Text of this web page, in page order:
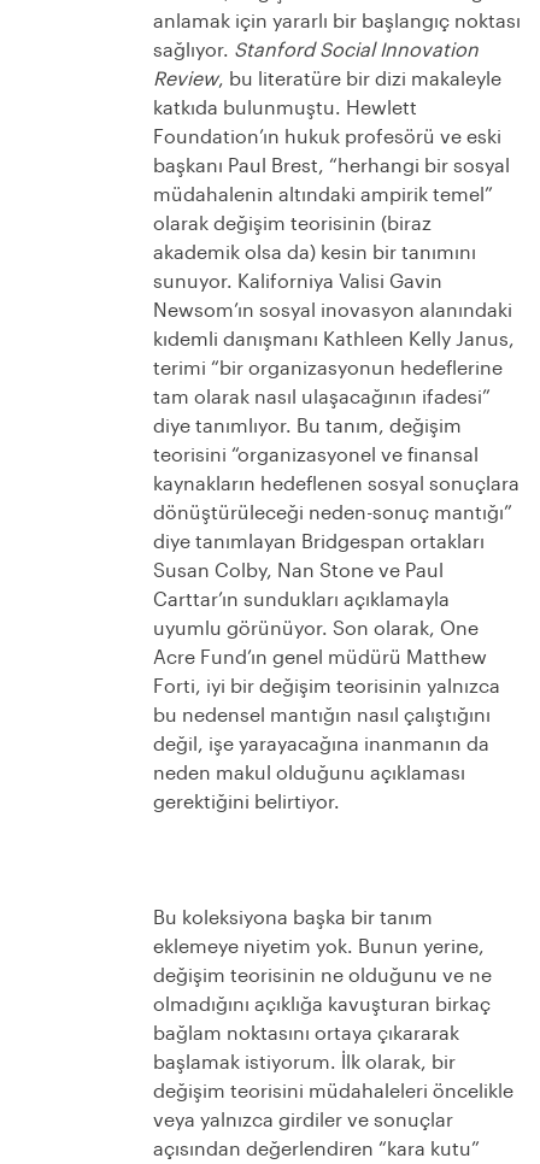
anlamak için yararlı bir başlangıç ​​noktası
sağlıyor. Stanford Social Innovation
Review, bu literatüre bir dizi makaleyle
katkıda bulunmuştu. Hewlett
Foundation’ın hukuk profesörü ve eski
başkanı Paul Brest, “herhangi bir sosyal
müdahalenin altındaki ampirik temel”
olarak değişim teorisinin (biraz
akademik olsa da) kesin bir tanımını
sunuyor. Kaliforniya Valisi Gavin
Newsom’ın sosyal inovasyon alanındaki
kıdemli danışmanı Kathleen Kelly Janus,
terimi “bir organizasyonun hedeflerine
tam olarak nasıl ulaşacağının ifadesi”
diye tanımlıyor. Bu tanım, değişim
teorisini “organizasyonel ve finansal
kaynakların hedeflenen sosyal sonuçlara
dönüştürüleceği neden-sonuç mantığı”
diye tanımlayan Bridgespan ortakları
Susan Colby, Nan Stone ve Paul
Carttar’ın sundukları açıklamayla
uyumlu görünüyor. Son olarak, One
Acre Fund’ın genel müdürü Matthew
Forti, iyi bir değişim teorisinin yalnızca
bu nedensel mantığın nasıl çalıştığını
değil, işe yarayacağına inanmanın da
neden makul olduğunu açıklaması
gerektiğini belirtiyor.
Bu koleksiyona başka bir tanım
eklemeye niyetim yok. Bunun yerine,
değişim teorisinin ne olduğunu ve ne
olmadığını açıklığa kavuşturan birkaç
bağlam noktasını ortaya çıkararak
başlamak istiyorum. İlk olarak, bir
değişim teorisini müdahaleleri öncelikle
veya yalnızca girdiler ve sonuçlar
açısından değerlendiren “kara kutu”